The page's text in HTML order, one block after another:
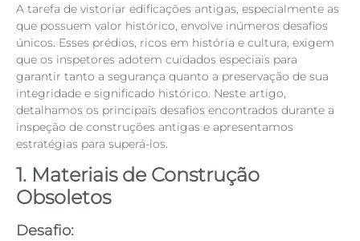
A tarefa de vistoriar edificações antigas, especialmente as
que possuem valor histórico, envolve inúmeros desafios
únicos. Esses prédios, ricos em história e cultura, exigem
que os inspetores adotem cuidados especiais para
garantir tanto a segurança quanto a preservação de sua
integridade e significado histórico. Neste artigo,
detalhamos os principais desafios encontrados durante a
inspeção de construções antigas e apresentamos
estratégias para superá-los.
1. Materiais de Construção
Obsoletos
Desafio: